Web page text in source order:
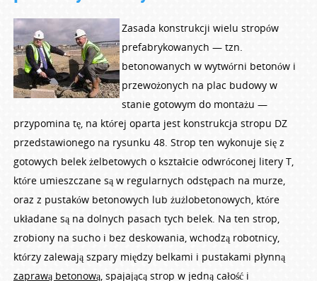
Zasada konstrukcji wielu stropów
prefabrykowanych — tzn.
betonowanych w wytwórni betonów i
przewożonych na plac budowy w
stanie gotowym do montażu —
przypomina tę, na której oparta jest konstrukcja stropu DZ
przedstawionego na rysunku 48. Strop ten wykonuje się z
gotowych belek żelbetowych o kształcie odwróconej litery T,
które umieszczane są w regularnych odstępach na murze,
oraz z pustaków betonowych lub żużlobetonowych, które
układane są na dolnych pasach tych belek. Na ten strop,
zrobiony na sucho i bez deskowania, wchodzą robotnicy,
którzy zalewają szpary między belkami i pustakami płynną
zaprawą betonową, spajającą strop w jedną całość i